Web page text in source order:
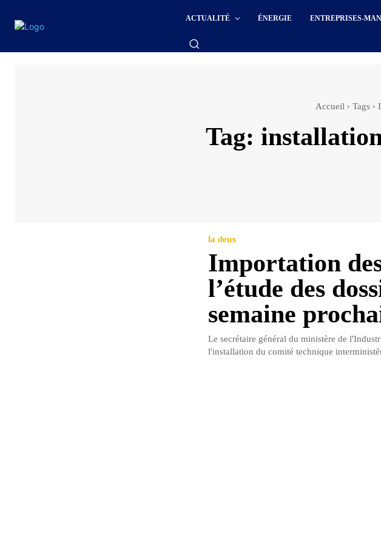
ACTUALITÉ ÉNERGIE ENTREPRISES-
Accueil Tags
Tag:
la deux
Importation
l’étude des
semaine
Le secrétaire général du ministère de
l'installation du comité technique